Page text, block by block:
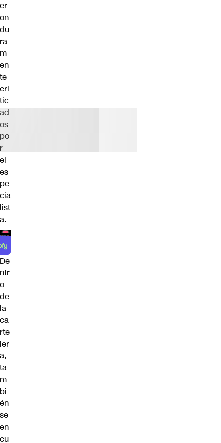
er
on
du
ra
m
en
te
cri
tic
ad
os
po
r
el
es
pe
cia
list
a.
De
ntr
o
de
la
ca
rte
ler
a,
ta
m
bi
én
se
en
cu